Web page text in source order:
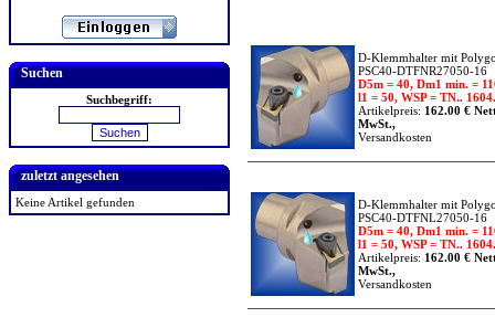
Suchen
Suchbegriff:
zuletzt angesehen
Keine Artikel gefunden
D-Klemmhalter mit
PSC40-DTFNR27050-16
D5m = 40, Dm1 min. =
l1 = 50, WSP = TN..
Artikelpreis: 162.00 €
MwSt.,
Versandkosten
D-Klemmhalter mit
PSC40-DTFNL27050-16
D5m = 40, Dm1 min. =
l1 = 50, WSP = TN..
Artikelpreis: 162.00 €
MwSt.,
Versandkosten